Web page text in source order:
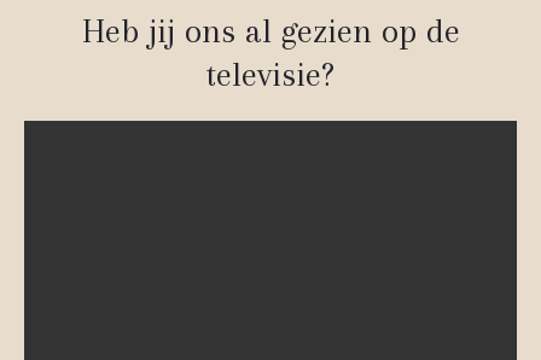
Heb jij ons al gezien op de
televisie?